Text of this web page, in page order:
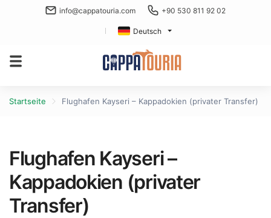
info@cappatouria.com +90 530 811 92 02
Deutsch
Startseite Flughafen Kayseri – Kappadokien (privater Transfer)
Flughafen Kayseri –
Kappadokien (privater
Transfer)